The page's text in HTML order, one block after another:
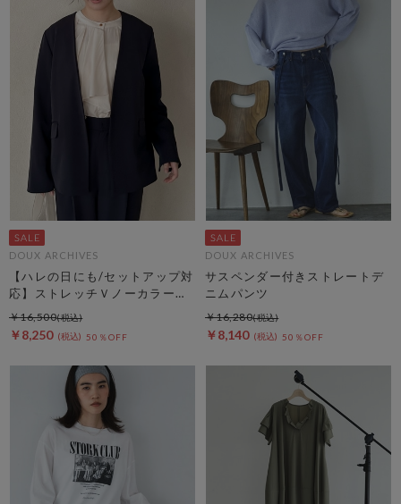
DOUX ARCHIVES
【ハレの日にも/セットアップ対
応】ストレッチＶノーカラージ
ャケット
￥8,250 50％OFF
￥16,500
DOUX ARCHIVES
サスペンダー付きストレートデ
ニムパンツ
￥8,140 50％OFF
￥16,280